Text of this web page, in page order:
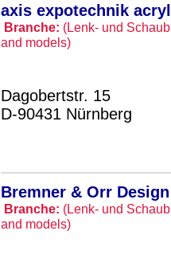
axis expotechnik
Branche: (Lenk- und
and models)
Dagobertstr. 15
D-90431 Nürnberg
Bremner & Orr
Branche: (Lenk- und
and models)